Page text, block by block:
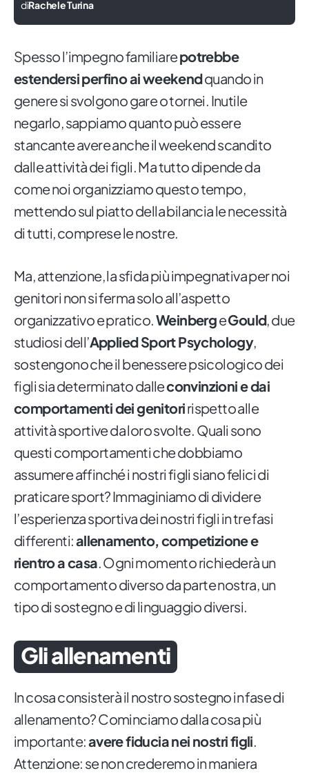
diRachele Turina
Spesso l’impegno familiarepotrebbe
estendersi perfino ai weekendquando in
genere si svolgono gare o tornei. Inutile
negarlo, sappiamo quanto può essere
stancante avere anche il weekend scandito
dalle attività dei figli. Ma tutto dipende da
come noi organizziamo questo tempo,
mettendo sul piatto della bilancia le necessità
di tutti, comprese le nostre.
Ma, attenzione, la sfida più impegnativa per noi
genitori non si ferma solo all’aspetto
organizzativo e pratico.WeinbergeGould, due
studiosi dell’Applied Sport Psychology,
sostengono che il benessere psicologico dei
figli sia determinato dalleconvinzioni e dai
comportamenti dei genitoririspetto alle
attività sportive da loro svolte. Quali sono
questi comportamenti che dobbiamo
assumere affinché i nostri figli siano felici di
praticare sport? Immaginiamo di dividere
l’esperienza sportiva dei nostri figli in tre fasi
differenti:allenamento, competizione e
rientro a casa. Ogni momento richiederà un
comportamento diverso da parte nostra, un
tipo di sostegno e di linguaggio diversi.
Gli allenamenti
In cosa consisterà il nostro sostegno in fase di
allenamento? Cominciamo dalla cosa più
importante:avere fiducia nei nostri figli.
Attenzione: se non crederemo in maniera